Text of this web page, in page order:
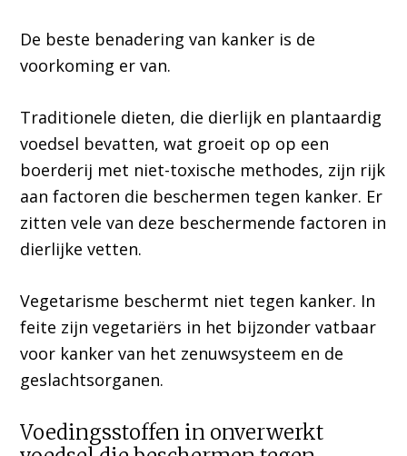
De beste benadering van kanker is de
voorkoming er van.
Traditionele dieten, die dierlijk en plantaardig
voedsel bevatten, wat groeit op op een
boerderij met niet-toxische methodes, zijn rijk
aan factoren die beschermen tegen kanker. Er
zitten vele van deze beschermende factoren in
dierlijke vetten.
Vegetarisme beschermt niet tegen kanker. In
feite zijn vegetariërs in het bijzonder vatbaar
voor kanker van het zenuwsysteem en de
geslachtsorganen.
Voedingsstoffen in onverwerkt